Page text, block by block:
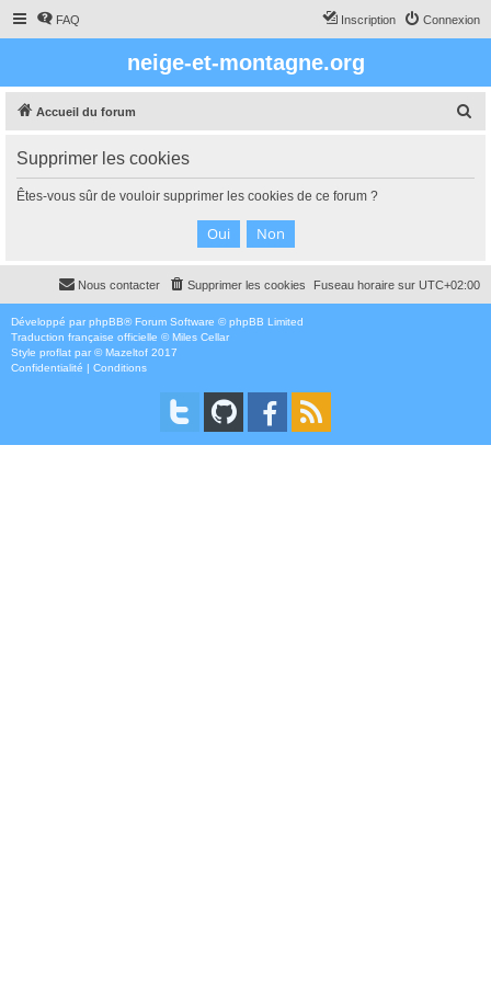
FAQ Connexion
Inscription
neige-et-montagne.org
Accueil du forum
c
Supprimer les cookies
Êtes-vous sûr de vouloir supprimer les cookies de ce forum ?
Fuseau horaire sur UTC+02:00
Supprimer les cookies
Nous contacter
Développé par phpBB® Forum Software © phpBB Limited
Traduction française officielle ©Miles Cellar
Style proflat par ©Mazeltof 2017
Confidentialité | Conditions